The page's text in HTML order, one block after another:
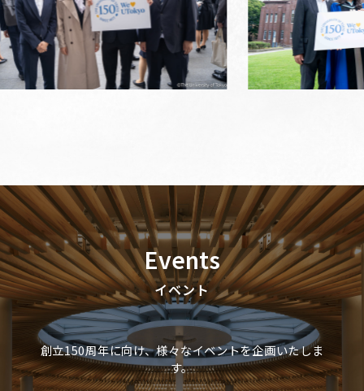
Events
イベント
創立150周年に向け、様々なイベントを企画いたしま
す。